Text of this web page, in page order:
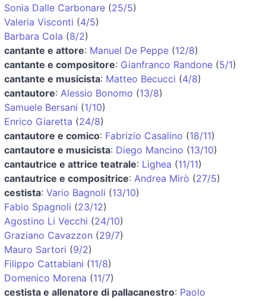
Sonia Dalle Carbonare (25/5)
Valeria Visconti (4/5)
Barbara Cola (8/2)
cantante e attore: Manuel De Peppe (12/8)
cantante e compositore: Gianfranco Randone (5/1)
cantante e musicista: Matteo Becucci (4/8)
cantautore: Alessio Bonomo (13/8)
Samuele Bersani (1/10)
Enrico Giaretta (24/8)
cantautore e comico: Fabrizio Casalino (18/11)
cantautore e musicista: Diego Mancino (13/10)
cantautrice e attrice teatrale: Lighea (11/11)
cantautrice e compositrice: Andrea Mirò (27/5)
cestista: Vario Bagnoli (13/10)
Fabio Spagnoli (23/12)
Agostino Li Vecchi (24/10)
Graziano Cavazzon (29/7)
Mauro Sartori (9/2)
Filippo Cattabiani (11/8)
Domenico Morena (11/7)
cestista e allenatore di pallacanestro: Paolo